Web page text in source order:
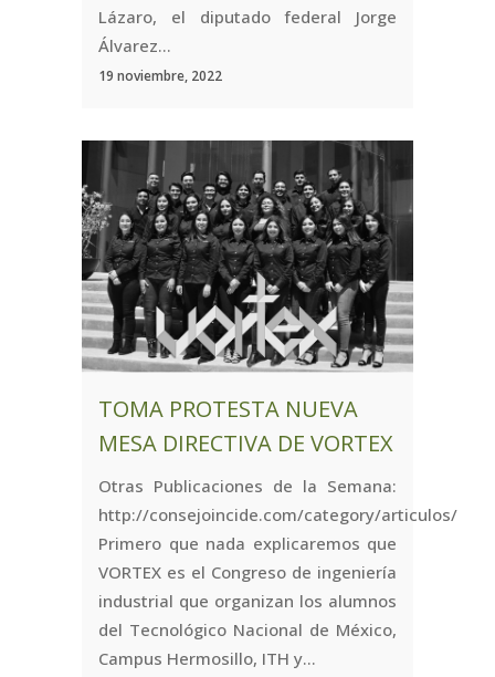
Lázaro, el diputado federal Jorge
Álvarez...
19 noviembre, 2022
TOMA PROTESTA NUEVA
MESA DIRECTIVA DE VORTEX
Otras Publicaciones de la Semana:
http://consejoincide.com/category/articulos/
Primero que nada explicaremos que
VORTEX es el Congreso de ingeniería
industrial que organizan los alumnos
del Tecnológico Nacional de México,
Campus Hermosillo, ITH y...